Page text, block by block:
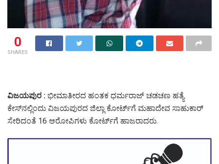
0
SHARES
ವಿಜಯಪುರ : ಭೀಮಾತೀರದ ಹಂತಕ ಧರ್ಮರಾಜ್ ಚಡಚಣ ಹತ್ಯೆ
ಕೇಸ್‌ನಲ್ಲಿಂದು ವಿಜಯಪುರದ ಜಿಲ್ಲಾ ಕೋರ್ಟ್‌ಗೆ ಮಹಾದೇವ ಸಾಹುಕಾರ್
ಸೇರಿದಂತೆ 16 ಆರೋಪಿಗಳು ಕೋರ್ಟ್‌ಗೆ ಹಾಜರಾದರು‌.